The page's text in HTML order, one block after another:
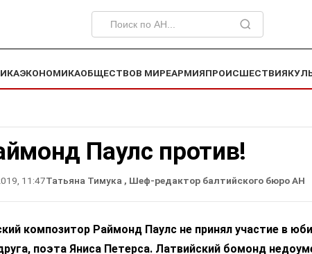
ЭКОНОМИКАОБЩЕСТВОВ МИРЕАРМИЯПРОИСШЕСТВИЯ
Паулс против!
11:47Татьяна Тимука , Шеф-редактор балтийского бюро АН
композитор Раймонд Паулс не принял участие в
поэта Яниса Петерса. Латвийский бомонд